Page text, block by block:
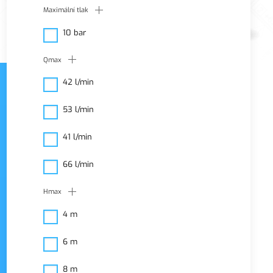
zajišťuje okamžitou
Maximální tlak
10 bar
Qmax
42 l/min
53 l/min
41 l/min
66 l/min
Hmax
4 m
6 m
8 m